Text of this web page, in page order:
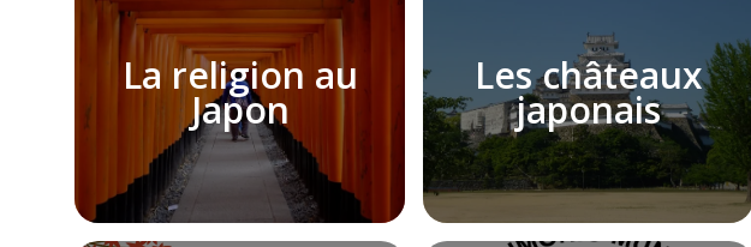
La religion au
Japon
Les châteaux
japonais